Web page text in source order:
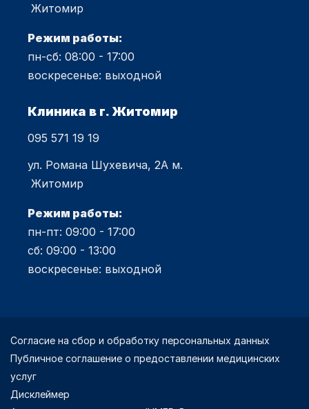
Житомир
Режим работы:
пн-сб: 08:00 - 17:00
воскресенье: выходной
Клиника в г. Житомир
095 571 19 19
ул. Романа Шухевича, 2А м.
Житомир
Режим работы:
пн-пт: 09:00 - 17:00
сб: 09:00 - 13:00
воскресенье: выходной
Согласие на сбор и обработку персональных данных
Публичное соглашение о предоставлении медицинских
услуг
Дисклеймер